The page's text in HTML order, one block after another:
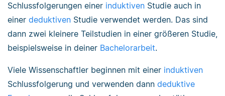
Schlussfolgerungen einer induktiven Studie auch in
einer deduktiven Studie verwendet werden. Das sind
dann zwei kleinere Teilstudien in einer größeren Studie,
beispielsweise in deiner Bachelorarbeit.
Viele Wissenschaftler beginnen mit einer induktiven
Schlussfolgerung und verwenden dann deduktive